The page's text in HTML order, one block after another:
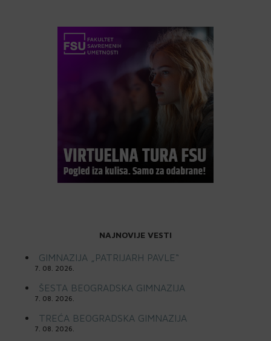
NAJNOVIJE VESTI
GIMNAZIJA „PATRIJARH PAVLE“
7. 08. 2026.
ŠESTA BEOGRADSKA GIMNAZIJA
7. 08. 2026.
TREĆA BEOGRADSKA GIMNAZIJA
7. 08. 2026.